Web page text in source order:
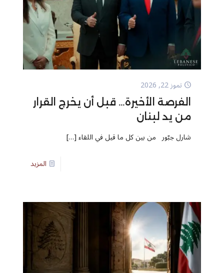
تموز 22, 2026
الفرصة الأخيرة… قبل أن يخرج القرار
من يد لبنان
شارل جبّور من بين كل ما قيل في اللقاء[…]
المزيد